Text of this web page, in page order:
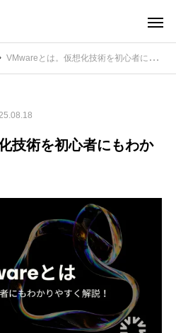
VMwareとは。仮想化技術を初心者にもわかりやすく解説！
技術を初心者にもわか